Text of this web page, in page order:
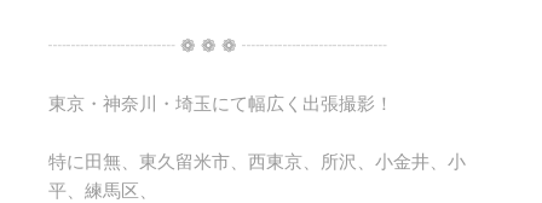
┈┈┈┈┈┈┈ ❁ ❁ ❁ ┈┈┈┈┈┈┈┈
東京・神奈川・埼玉にて幅広く出張撮影！
特に田無、東久留米市、西東京、所沢、小金井、小
平、練馬区、